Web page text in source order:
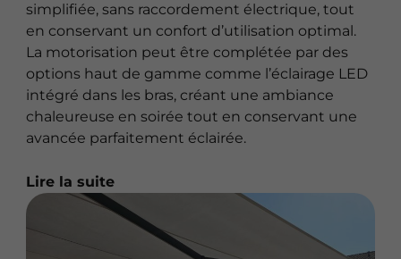
simplifiée, sans raccordement électrique, tout
en conservant un confort d’utilisation optimal.
La motorisation peut être complétée par des
options haut de gamme comme l’éclairage LED
intégré dans les bras, créant une ambiance
chaleureuse en soirée tout en conservant une
avancée parfaitement éclairée.
Lire la suite